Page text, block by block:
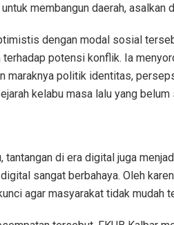
membangun daerah, asalkan
dengan modal sosial
terhadap potensi konflik. Ia
maraknya politik identitas,
kelabu masa lalu yang belum
tantangan di era digital juga
sangat berbahaya. Oleh
agar masyarakat tidak mudah